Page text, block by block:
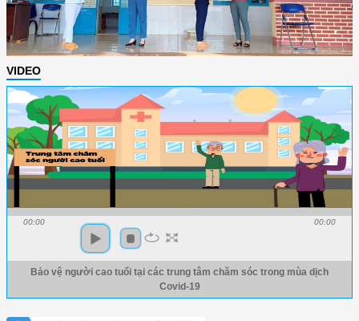
VIDEO
00:00 00:00
Bảo vệ người cao tuổi tại các trung tâm chăm sóc trong mùa dịch
Covid-19